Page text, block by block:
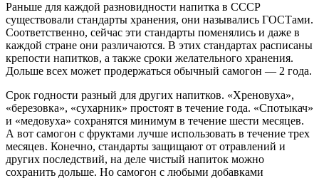
Раньше для каждой разновидности напитка в СССР
существовали стандарты хранения, они назывались ГОСТами.
Соответственно, сейчас эти стандарты поменялись и даже в
каждой стране они различаются. В этих стандартах расписаны
крепости напитков, а также сроки желательного хранения.
Дольше всех может продержаться обычный самогон — 2 года.
Срок годности разный для других напитков. «Хреновуха»,
«березовка», «сухарник» простоят в течение года. «Спотыкач»
и «медовуха» сохранятся минимум в течение шести месяцев.
А вот самогон с фруктами лучше использовать в течение трех
месяцев. Конечно, стандарты защищают от отравлений и
других последствий, на деле чистый напиток можно
сохранить дольше. Но самогон с любыми добавками